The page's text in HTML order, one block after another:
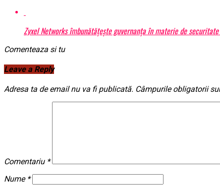
Zyxel Networks îmbunătățește guvernanța în materie de
Comenteaza si tu
Leave a Reply
Adresa ta de email nu va fi publicată. Câmpurile obligatorii
Comentariu *
Nume *